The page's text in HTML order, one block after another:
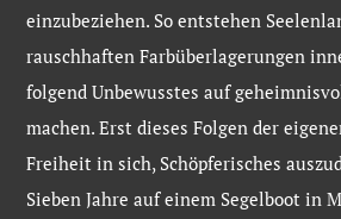
einzubeziehen. So entstehen
rauschhaften Farbüberlagerungen
folgend Unbewusstes auf
machen. Erst dieses Folgen der
Freiheit in sich, Schöpferisches
Sieben Jahre auf einem Segelboot in